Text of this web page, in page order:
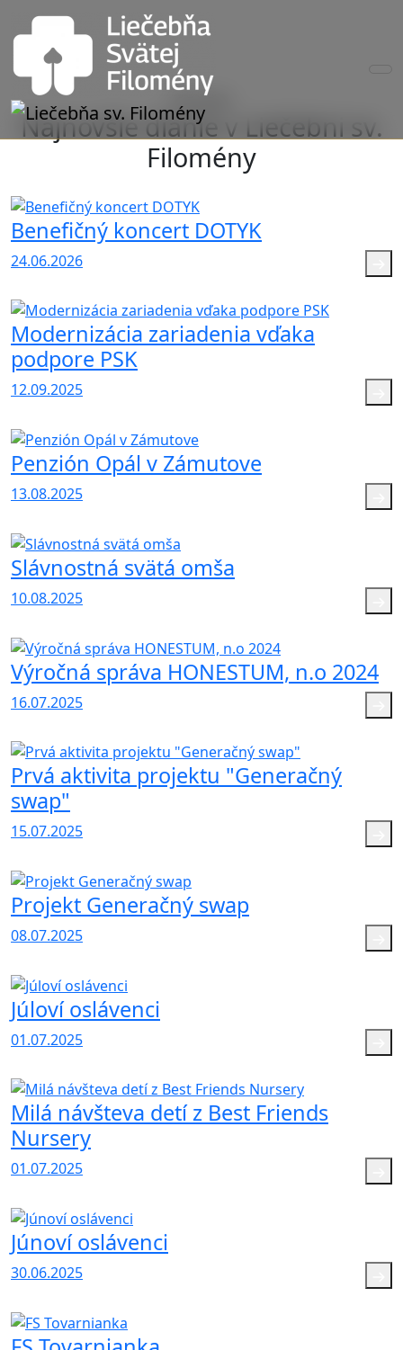
Aktuality
Najnovšie dianie v Liečebni sv.
Filomény
Benefičný koncert DOTYK
24.06.2026
Modernizácia zariadenia vďaka
podpore PSK
12.09.2025
Penzión Opál v Zámutove
13.08.2025
Slávnostná svätá omša
10.08.2025
Výročná správa HONESTUM, n.o 2024
16.07.2025
Prvá aktivita projektu "Generačný
swap"
15.07.2025
Projekt Generačný swap
08.07.2025
Júloví oslávenci
01.07.2025
Milá návšteva detí z Best Friends
Nursery
01.07.2025
Júnoví oslávenci
30.06.2025